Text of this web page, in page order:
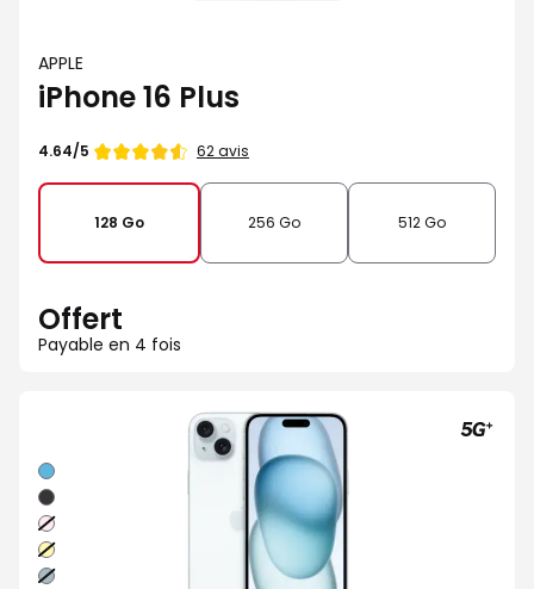
APPLE
iPhone 16 Plus
Note
4.64/5 62 avis
128 Go 256 Go 512 Go
Offert
Payable en 4 fois
Bleu
Noir
Rose
Jaune
Vert